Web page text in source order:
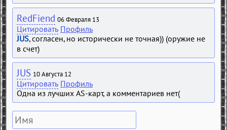
RedFiend 06 Февраля 13
Цитировать Профиль
JUS, согласен, но исторически не точная)) (оружие не
в счет)
JUS 10 Августа 12
Цитировать Профиль
Одна из лучших AS-карт, а комментариев нет(